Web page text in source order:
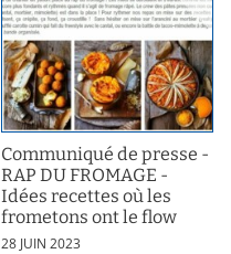
Communiqué de presse -
RAP DU FROMAGE -
Idées recettes où les
frometons ont le flow
28 JUIN 2023